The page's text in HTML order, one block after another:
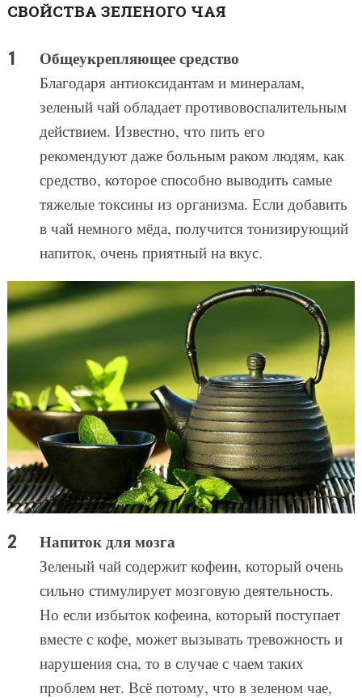
СВОЙСТВА ЗЕЛЕНОГО ЧАЯ
Общеукрепляющее средство
Благодаря антиоксидантам и минералам,
зеленый чай обладает противовоспалительным
действием. Известно, что пить его
рекомендуют даже больным раком людям, как
средство, которое способно выводить самые
тяжелые токсины из организма. Если добавить
в чай немного мёда, получится тонизирующий
напиток, очень приятный на вкус.
Напиток для мозга
Зеленый чай содержит кофеин, который очень
сильно стимулирует мозговую деятельность.
Но если избыток кофеина, который поступает
вместе с кофе, может вызывать тревожность и
нарушения сна, то в случае с чаем таких
проблем нет. Всё потому, что в зеленом чае,